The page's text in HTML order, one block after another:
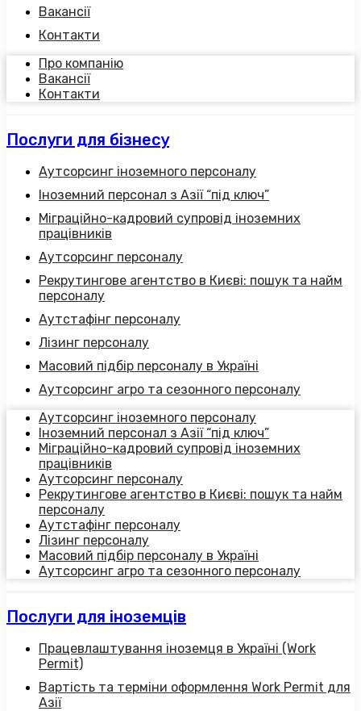
Вакансії
Контакти
Про компанію
Вакансії
Контакти
Послуги для бізнесу
Аутсорсинг іноземного персоналу
Іноземний персонал з Азії “під ключ”
Міграційно-кадровий супровід іноземних
працівників
Аутсорсинг персоналу
Рекрутингове агентство в Києві: пошук та найм
персоналу
Аутстафінг персоналу
Лізинг персоналу
Масовий підбір персоналу в Україні
Аутсорсинг агро та сезонного персоналу
Аутсорсинг іноземного персоналу
Іноземний персонал з Азії “під ключ”
Міграційно-кадровий супровід іноземних
працівників
Аутсорсинг персоналу
Рекрутингове агентство в Києві: пошук та найм
персоналу
Аутстафінг персоналу
Лізинг персоналу
Масовий підбір персоналу в Україні
Аутсорсинг агро та сезонного персоналу
Послуги для іноземців
Працевлаштування іноземця в Україні (Work
Permit)
Вартість та терміни оформлення Work Permit для
Азії